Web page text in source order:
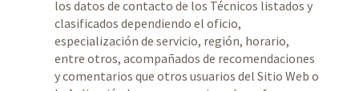
los datos de contacto de los Técnicos listados y
clasificados dependiendo el oficio,
especialización de servicio, región, horario,
entre otros, acompañados de recomendaciones
y comentarios que otros usuarios del Sitio Web o